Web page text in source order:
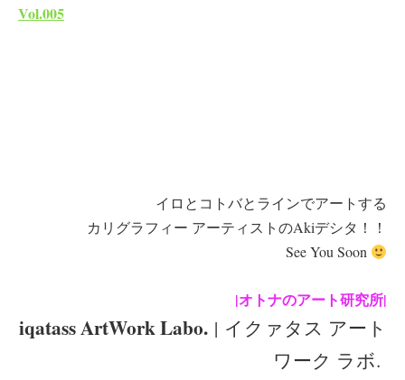
Vol.005
イロとコトバとラインでアートする
カリグラフィー アーティストのAkiデシタ！！
See You Soon
|オトナのアート研究所|
iqatass ArtWork Labo. | イクァタス アート
ワーク ラボ.